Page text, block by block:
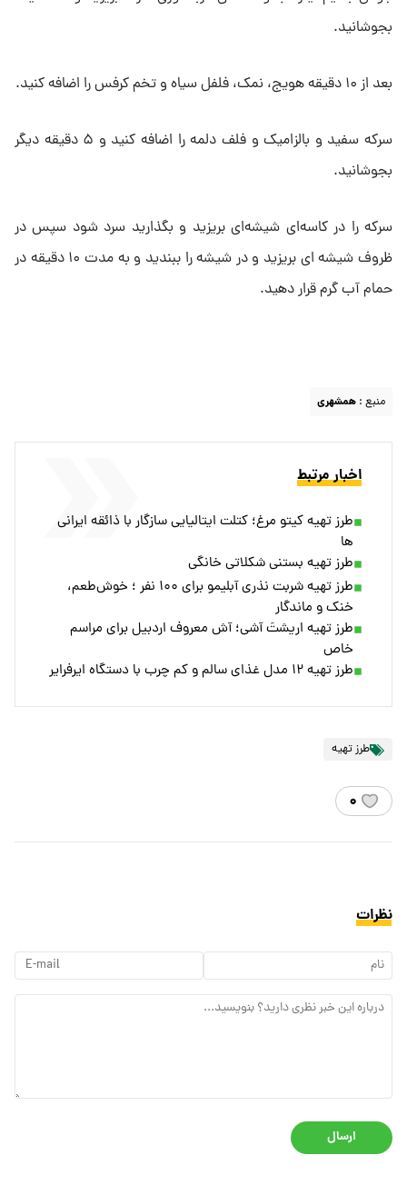
بجوشانید.
بعد از ۱۰ دقیقه هویج، نمک، فلفل سیاه و تخم کرفس را اضافه کنید.
سرکه سفید و بالزامیک و فلف دلمه را اضافه کنید و ۵ دقیقه دیگر
بجوشانید.
سرکه را در کاسه‌ای شیشه‌ای بریزید و بگذارید سرد شود سپس در
ظروف شیشه ای بریزید و در شیشه را ببندید و به مدت ۱۰ دقیقه در
حمام آب گرم قرار دهید.
منبع : همشهری
اخبار مرتبط
طرز تهیه کیتو مرغ؛ کتلت ایتالیایی سازگار با ذائقه ایرانی
ها
طرز تهیه بستنی شکلاتی خانگی
طرز تهیه شربت نذری آبلیمو برای ۱۰۰ نفر ؛ خوش‌طعم،
خنک و ماندگار
طرز تهیه اریشتَ آشی؛ آش معروف اردبیل برای مراسم
خاص
طرز تهیه ۱۲ مدل غذای سالم و کم چرب با دستگاه ایرفرایر
طرز تهیه
۰
نظرات
ارسال